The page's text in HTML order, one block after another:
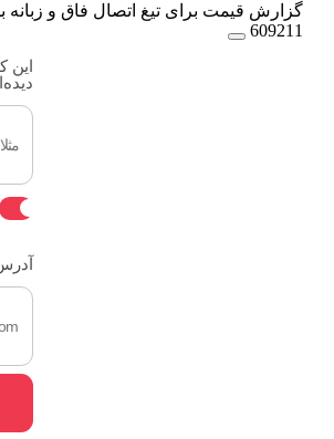
گزارش قیمت برای تیغ اتصال فاق و زبانه
609211
این